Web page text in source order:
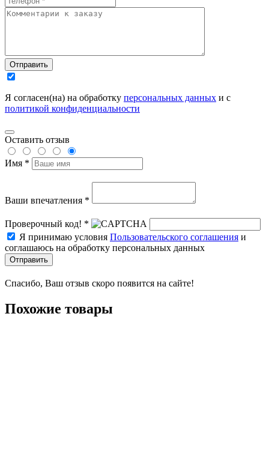
Отправить
Я согласен(на) на обработку персональных данных и с
политикой конфиденциальности
Оставить отзыв
Имя *
Ваши впечатления *
Проверочный код! *
Я принимаю условия Пользовательского соглашения и
соглашаюсь на обработку персональных данных
Отправить
Спасибо, Ваш отзыв скоро появится на сайте!
Похожие товары